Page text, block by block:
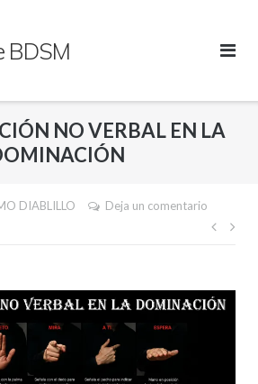
BDSM
NO VERBAL EN LA
DIABLILLO Deja un comentario